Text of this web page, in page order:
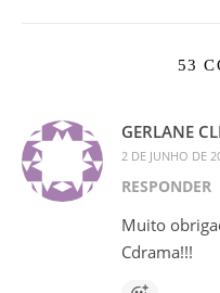
53
GERLANE
2 DE JUNHO DE
RESPONDER
Muito
Cdrama!!!